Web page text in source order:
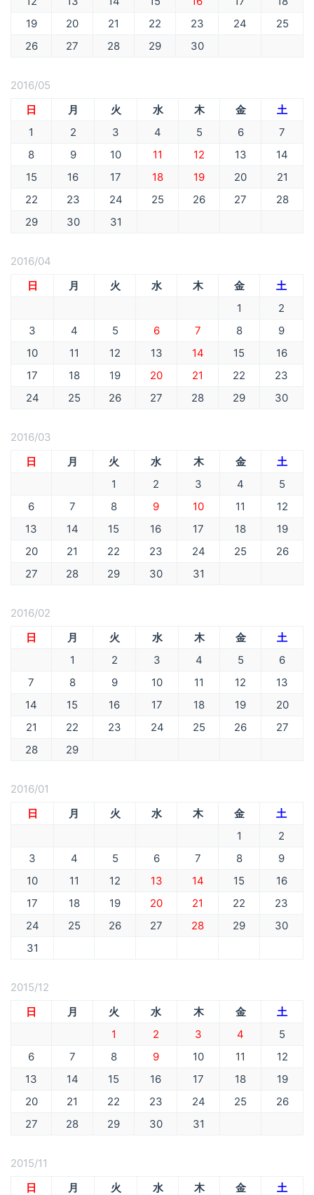
19
20 21 22 23 24
25
26
27 28 29 30
2016/05
日
月 火 水 木 金
土
1
2 3 4 5 6
7
8
9 10 11 12 13
14
15
16 17 18 19 20
21
22
23 24 25 26 27
28
29
30 31
2016/04
日
月 火 水 木 金
土
1
2
3
4 5 6 7 8
9
10
11 12 13 14 15
16
17
18 19 20 21 22
23
24
25 26 27 28 29 30
2016/03
日
月 火 水 木 金
土
1
2 3 4
5
6
7 8 9 10 11
12
13
14 15 16 17 18
19
20
21 22 23 24 25
26
27
28 29 30 31
2016/02
日
月 火 水 木 金
土
1
2 3 4 5
6
7
8 9 10 11 12
13
14
15 16 17 18 19
20
21
22 23 24 25 26
27
28
29
2016/01
日
月 火 水 木 金
土
1
2
3
4 5 6 7 8
9
10
11 12 13 14 15
16
17
18 19 20 21 22
23
24
25 26 27 28 29
30
31
2015/12
日
月 火 水 木 金
土
1
2 3 4
5
6
7 8 9 10 11
12
13
14 15 16 17 18
19
20
21 22 23 24 25
26
27
28 29 30 31
2015/11
日
月 火 水 木 金
土